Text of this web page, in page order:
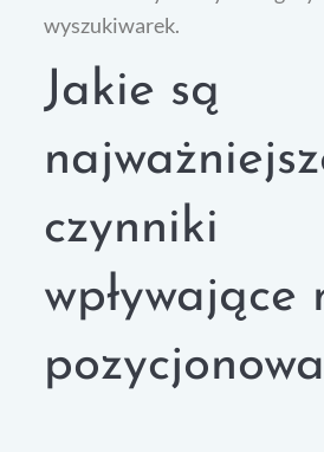
wyszukiwarek.
Jakie są
czynniki
wpływające